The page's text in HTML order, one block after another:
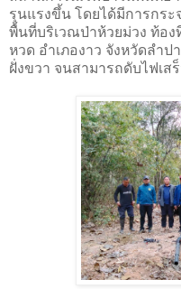
รุนแรงขึ้น โดยได้มีการกร
พื้นที่บริเวณป่าห้วยม่วง ท้อ
หวด อำเภองาว จังหวัดลำ
ฝั่งขวา จนสามารถดับไฟเส